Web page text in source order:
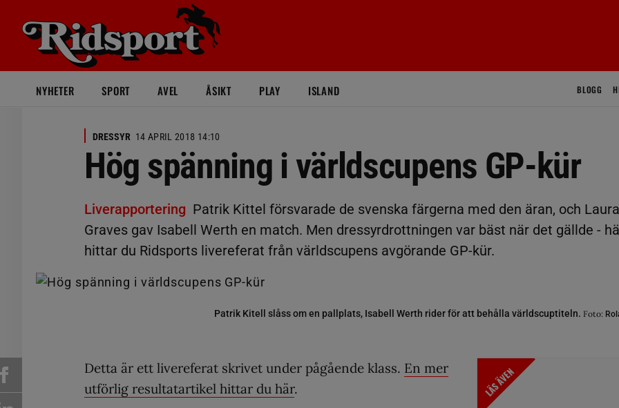
NYHETER SPORT AVEL ÅSIKT PLAY ISLAND BLOGG
DRESSYR 14 APRIL 2018 14:10
Hög spänning i världscupens GP-kür
Liverapportering Patrik Kittel försvarade de svenska färgerna med den äran, och Laura
Graves gav Isabell Werth en match. Men dressyrdrottningen var bäst när det gällde -
hittar du Ridsports livereferat från världscupens avgörande GP-kür.
Patrik Kitell slåss om en pallplats, Isabell Werth rider för att behålla världscuptiteln. Foto:
LÄS ÄVEN
Detta är ett livereferat skrivet under pågående klass. En mer
utförlig resultatartikel hittar du här.